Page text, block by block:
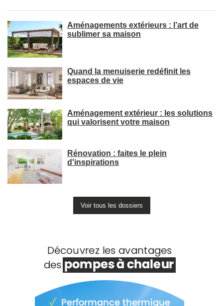
Aménagements extérieurs : l’art de
sublimer sa maison
Quand la menuiserie redéfinit les
espaces de vie
Aménagement extérieur : les solutions
qui valorisent votre maison
Rénovation : faites le plein
d'inspirations
Voir tous les dossiers